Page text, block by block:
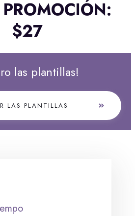
PROMOCIÓN:
$27
las plantillas!
LAS PLANTILLAS